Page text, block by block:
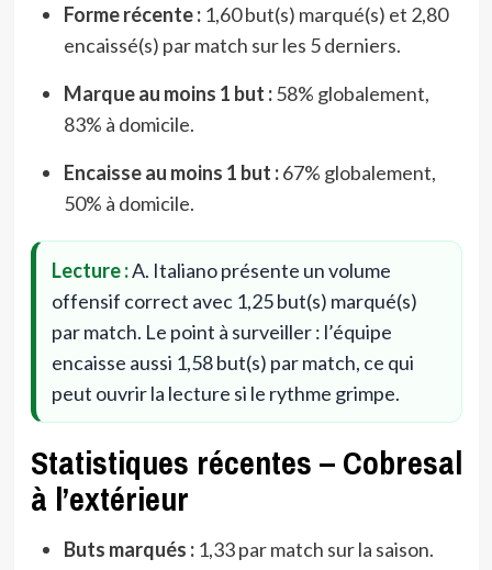
Forme récente :1,60 but(s) marqué(s) et 2,80
encaissé(s) par match sur les 5 derniers.
Marque au moins 1 but :58% globalement,
83% à domicile.
Encaisse au moins 1 but :67% globalement,
50% à domicile.
Lecture :A. Italiano présente un volume
offensif correct avec 1,25 but(s) marqué(s)
par match. Le point à surveiller : l’équipe
encaisse aussi 1,58 but(s) par match, ce qui
peut ouvrir la lecture si le rythme grimpe.
Statistiques récentes – Cobresal
à l’extérieur
Buts marqués :1,33 par match sur la saison.